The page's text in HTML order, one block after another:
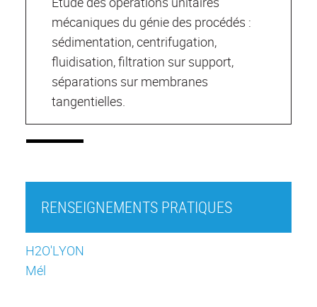
mécaniques du génie des procédés :
sédimentation, centrifugation,
fluidisation, filtration sur support,
séparations sur membranes
tangentielles.
RENSEIGNEMENTS PRATIQUES
H2O'LYON
Mél